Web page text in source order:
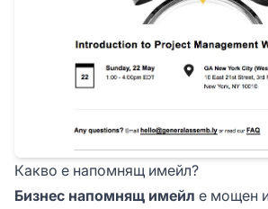
Какво е напомнящ имейл?
Бизнес напомнящ имейл е мощен